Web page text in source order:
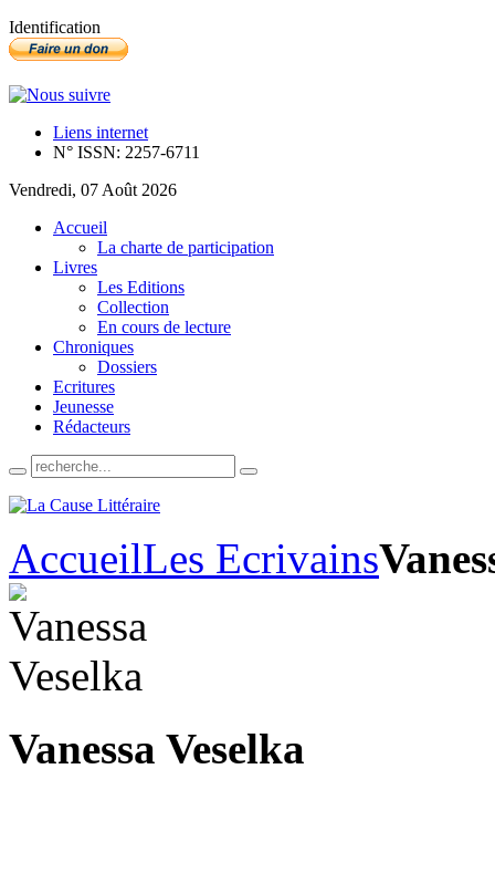
Identification
Liens internet
N° ISSN: 2257-6711
Vendredi, 07 Août 2026
Accueil
La charte de participation
Livres
Les Editions
Collection
En cours de lecture
Chroniques
Dossiers
Ecritures
Jeunesse
Rédacteurs
AccueilLes Ecrivains
Vanessa Veselka